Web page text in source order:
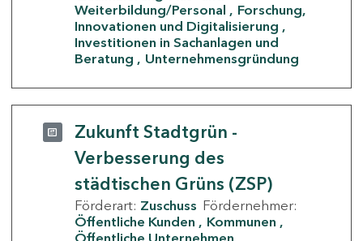
Weiterbildung/Personal
Forschung,
Innovationen und Digitalisierung
Investitionen in Sachanlagen und
Beratung
Unternehmensgründung
Zukunft Stadtgrün -
Verbesserung des
städtischen Grüns (ZSP)
Förderart: Zuschuss Fördernehmer:
Öffentliche Kunden
Kommunen